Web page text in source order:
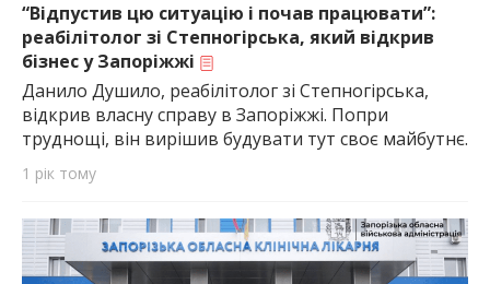
“Відпустив цю ситуацію і почав працювати”:
реабілітолог зі Степногірська, який відкрив
бізнес у Запоріжжі
Данило Душило, реабілітолог зі Степногірська,
відкрив власну справу в Запоріжжі. Попри
труднощі, він вирішив будувати тут своє майбутнє.
1 рік тому